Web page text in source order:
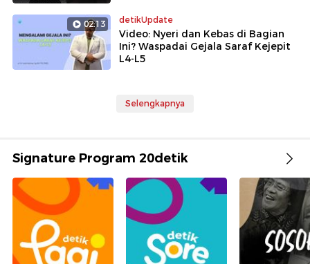
02:13 detikUpdate
Video: Nyeri dan Kebas di Bagian
Ini? Waspadai Gejala Saraf Kejepit
L4-L5
Selengkapnya
Signature Program 20detik